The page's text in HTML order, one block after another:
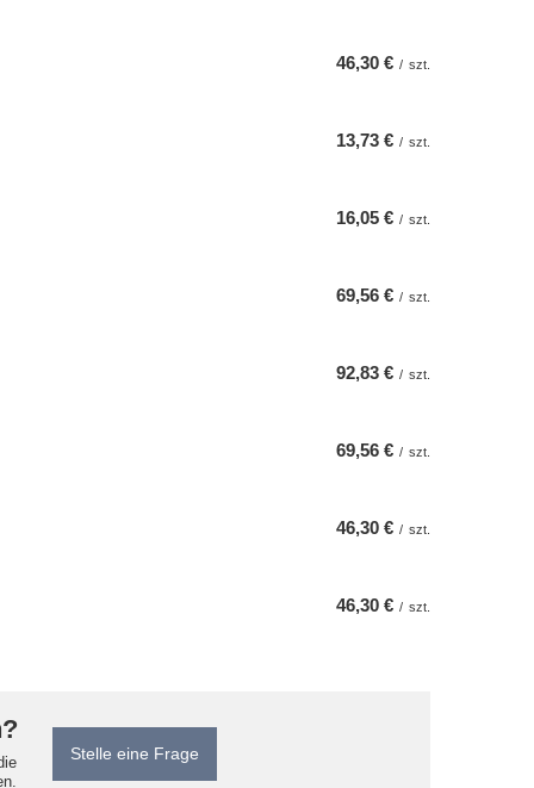
46,30 € / szt.
13,73 € / szt.
16,05 € / szt.
69,56 € / szt.
92,83 € / szt.
69,56 € / szt.
46,30 € / szt.
46,30 € / szt.
Stelle eine Frage